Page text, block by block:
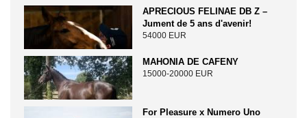
APRECIOUS FELINAE DB Z –
Jument de 5 ans d'avenir!
54000 EUR
MAHONIA DE CAFENY
15000-20000 EUR
For Pleasure x Numero Uno